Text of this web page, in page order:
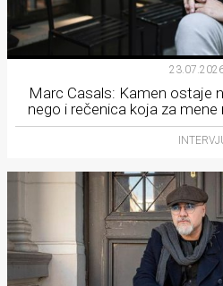
Marc Casals: Kamen ostaje
nego i rečenica koja za